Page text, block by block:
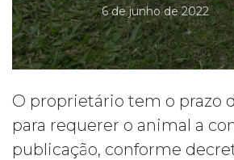
6 de junho de 2022
O proprietário tem o prazo
para requerer o animal a
publicação, conforme